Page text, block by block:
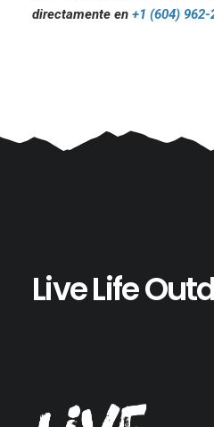
directamente en +1 (604) 962-
Live Life